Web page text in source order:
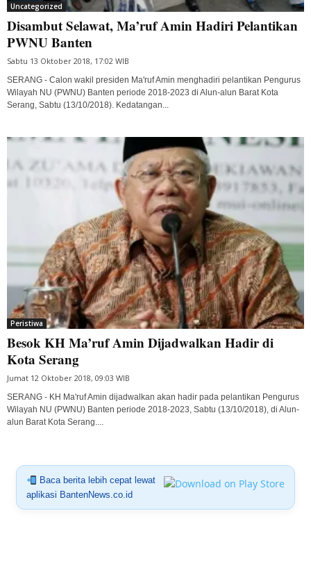
Uncategorized
Disambut Selawat, Ma’ruf Amin Hadiri Pelantikan
PWNU Banten
Sabtu 13 Oktober 2018, 17:02 WIB
SERANG - Calon wakil presiden Ma'ruf Amin menghadiri pelantikan Pengurus
Wilayah NU (PWNU) Banten periode 2018-2023 di Alun-alun Barat Kota
Serang, Sabtu (13/10/2018). Kedatangan...
Peristiwa
Besok KH Ma’ruf Amin Dijadwalkan Hadir di
Kota Serang
Jumat 12 Oktober 2018, 09:03 WIB
SERANG - KH Ma'ruf Amin dijadwalkan akan hadir pada pelantikan Pengurus
Wilayah NU (PWNU) Banten periode 2018-2023, Sabtu (13/10/2018), di Alun-
alun Barat Kota Serang....
Baca berita lebih cepat lewat
aplikasi BantenNews.co.id